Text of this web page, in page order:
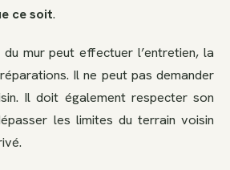
ce soit.
mur peut effectuer l’entretien, la
Il ne peut pas demander
Il doit également respecter son
les limites du terrain voisin